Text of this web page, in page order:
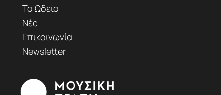
Το Ωδείο
Νέα
Επικοινωνία
Newsletter